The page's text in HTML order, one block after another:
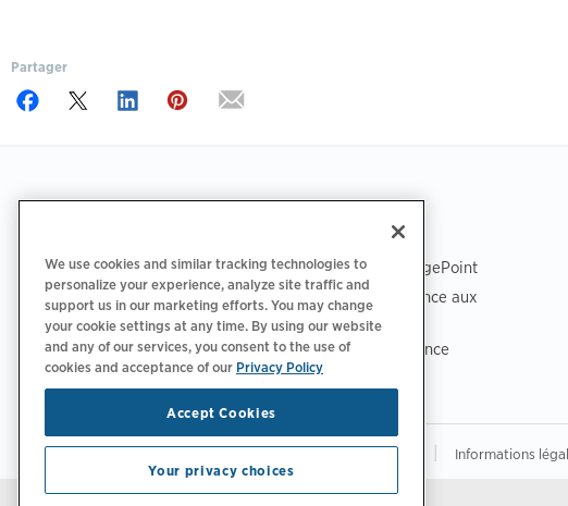
Partager
ASSISTANCE
Assistance ChargePoint
Centre d’assistance aux
conducteurs
Centre de confiance
Politique de confidentialité‌ | Choix de confidentialité Informations
We use cookies and similar tracking technologies to
personalize your experience, analyze site traffic and
support us in our marketing efforts. You may change
your cookie settings at any time. By using our website
and any of our services, you consent to the use of
cookies and acceptance of our Privacy Policy
Accept Cookies
Your privacy choices